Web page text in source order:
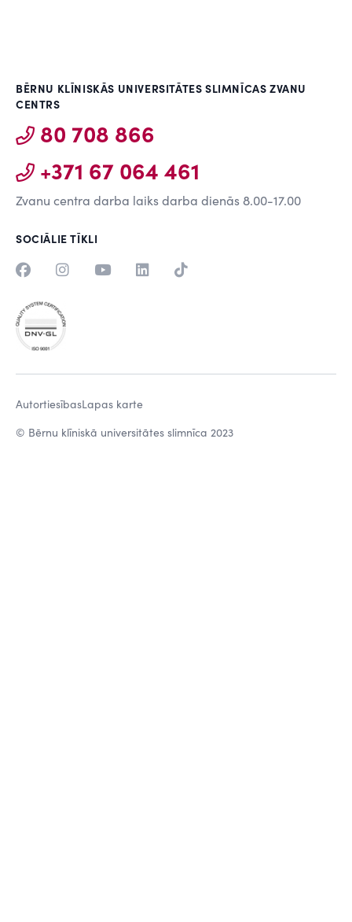
BĒRNU KLĪNISKĀS UNIVERSITĀTES SLIMNĪCAS ZVANU
CENTRS
80 708 866
+371 67 064 461
Zvanu centra darba laiks darba dienās 8.00-17.00
SOCIĀLIE TĪKLI
© Bērnu klīniskā universitātes slimnīca 2023
AutortiesībasLapas karte